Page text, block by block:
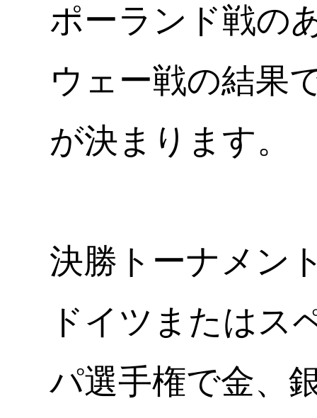
ポーランド戦の
ウェー戦の結果
が決まります。
決勝トーナメン
ドイツまたはス
パ選手権で金、